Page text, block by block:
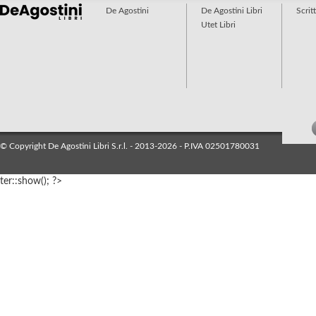
De Agostini
De Agostini Libri
Utet Libri
© Copyright De Agostini Libri S.r.l. - 2013-2026 - P.IVA 02501780031
ter::show(); ?>